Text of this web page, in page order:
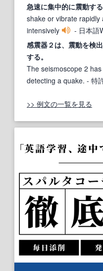
急速に集中的に震動する
shake or vibrate rapidly
intensively
- 日本語
感震器２は、 震動を検出
する。
The seismoscope 2
detecting a quake. - 特
>> 例文の一覧を見る